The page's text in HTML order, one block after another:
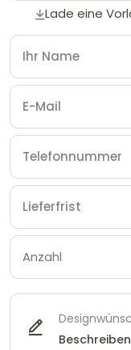
Lade eine